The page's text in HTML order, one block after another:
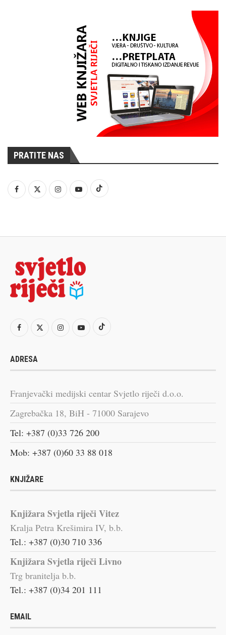
PRATITE NAS
ADRESA
Franjevački medijski centar Svjetlo riječi d.o.o.
Zagrebačka 18, BiH - 71000 Sarajevo
Tel: +387 (0)33 726 200
Mob: +387 (0)60 33 88 018
KNJIŽARE
Knjižara Svjetla riječi Vitez
Kralja Petra Krešimira IV, b.b.
Tel.: +387 (0)30 710 336
Knjižara Svjetla riječi Livno
Trg branitelja b.b.
Tel.: +387 (0)34 201 111
EMAIL